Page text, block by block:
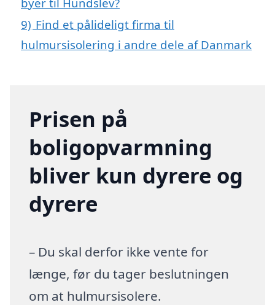
9) Find et pålideligt firma til
hulmursisolering i andre dele af Danmark
Prisen på
boligopvarmning
bliver kun dyrere og
dyrere
– Du skal derfor ikke vente for
længe, før du tager beslutningen
om at hulmursisolere.